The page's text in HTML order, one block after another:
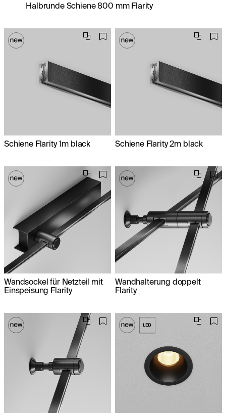
Halbrunde Schiene 800 mm Flarity
Schiene Flarity 1m black Schiene Flarity 2m black
Wandsockel für Netzteil mit
Einspeisung Flarity
Wandhalterung doppelt
Flarity